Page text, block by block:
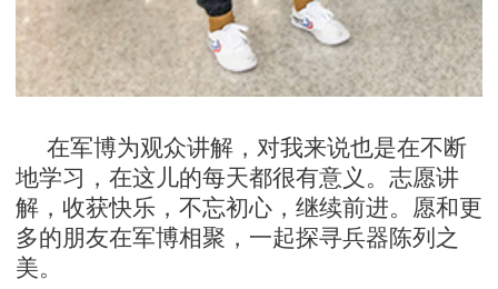
在军博为观众讲解，对我来说也是在不断
地学习，在这儿的每天都很有意义。志愿讲
解，收获快乐，不忘初心，继续前进。愿和更
多的朋友在军博相聚，一起探寻兵器陈列之
美。